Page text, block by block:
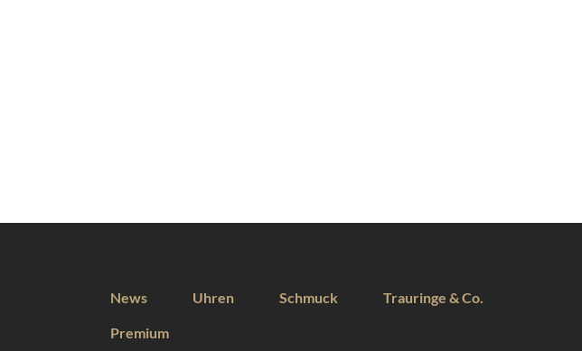
News Uhren Schmuck Trauringe & Co.
Premium